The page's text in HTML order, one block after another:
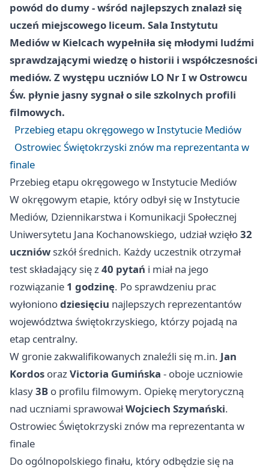
powód do dumy - wśród najlepszych znalazł się
uczeń miejscowego liceum. Sala Instytutu
Mediów w Kielcach wypełniła się młodymi ludźmi
sprawdzającymi wiedzę o historii i współczesności
mediów. Z występu uczniów LO Nr I w Ostrowcu
Św. płynie jasny sygnał o sile szkolnych profili
filmowych.
Przebieg etapu okręgowego w Instytucie Mediów
Ostrowiec Świętokrzyski znów ma reprezentanta w
finale
Przebieg etapu okręgowego w Instytucie Mediów
W okręgowym etapie, który odbył się w Instytucie
Mediów, Dziennikarstwa i Komunikacji Społecznej
Uniwersytetu Jana Kochanowskiego, udział wzięło32
uczniów szkół średnich. Każdy uczestnik otrzymał
test składający się z40 pytań i miał na jego
rozwiązanie 1 godzinę. Po sprawdzeniu prac
wyłonionodziesięciu najlepszych reprezentantów
województwa świętokrzyskiego, którzy pojadą na
etap centralny.
W gronie zakwalifikowanych znaleźli się m.in. Jan
Kordos orazVictoria Gumińska - oboje uczniowie
klasy3B o profilu filmowym. Opiekę merytoryczną
nad uczniami sprawowałWojciech Szymański.
Ostrowiec Świętokrzyski znów ma reprezentanta w
finale
Do ogólnopolskiego finału, który odbędzie się na